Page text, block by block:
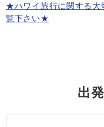
★ハワイ旅行に関する大
覧下さい★
出